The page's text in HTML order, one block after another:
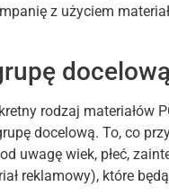
z użyciem
docelową
rodzaj materiałów
docelową. To, co
uwagę wiek, płeć,
reklamowy), które